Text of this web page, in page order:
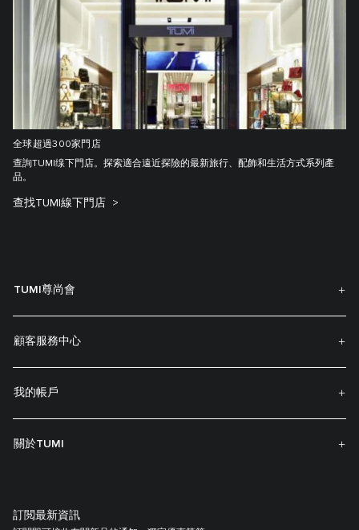
全球超過300家門店
查詢TUMI缐下門店。探索適合遠近探險的最新旅行、配飾和生活方式系列產
品。
查找TUMI線下門店
TUMI尊尚會
顧客服務中心
我的帳戶
關於TUMI
訂閲最新資訊